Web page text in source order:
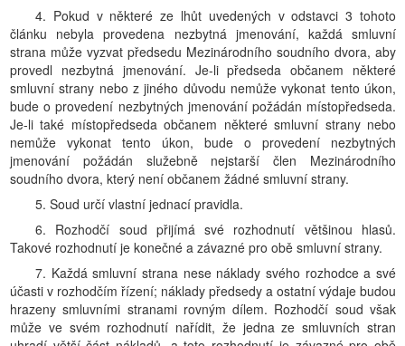
4. Pokud v některé ze lhůt uvedených v odstavci 3 tohoto
článku nebyla provedena nezbytná jmenování, každá smluvní
strana může vyzvat předsedu Mezinárodního soudního dvora, aby
provedl nezbytná jmenování. Je-li předseda občanem některé
smluvní strany nebo z jiného důvodu nemůže vykonat tento úkon,
bude o provedení nezbytných jmenování požádán místopředseda.
Je-li také místopředseda občanem některé smluvní strany nebo
nemůže vykonat tento úkon, bude o provedení nezbytných
jmenování požádán služebně nejstarší člen Mezinárodního
soudního dvora, který není občanem žádné smluvní strany.
5. Soud určí vlastní jednací pravidla.
6. Rozhodčí soud přijímá své rozhodnutí většinou hlasů.
Takové rozhodnutí je konečné a závazné pro obě smluvní strany.
7. Každá smluvní strana nese náklady svého rozhodce a své
účasti v rozhodčím řízení; náklady předsedy a ostatní výdaje budou
hrazeny smluvními stranami rovným dílem. Rozhodčí soud však
může ve svém rozhodnutí nařídit, že jedna ze smluvních stran